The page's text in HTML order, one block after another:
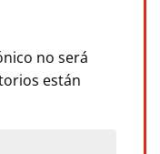
no será
están